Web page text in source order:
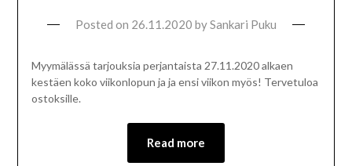
Posted on 26.11.2020 bySankari Puku
Myymälässä tarjouksia perjantaista 27.11.2020 alkaen
kestäen koko viikonlopun ja ja ensi viikon myös! Tervetuloa
ostoksille.
Read more